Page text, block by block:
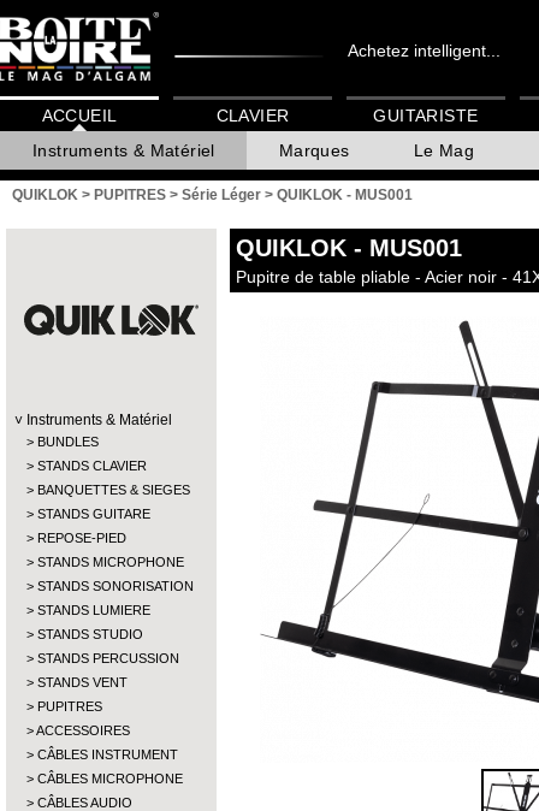
Achetez intelligent...
ACCUEIL
Instruments & Matériel
Marques Le Mag
CLAVIER GUITARISTE
QUIKLOK > PUPITRES > Série Léger > QUIKLOK - MUS001
Instruments & Matériel
BUNDLES
STANDS CLAVIER
BANQUETTES & SIEGES
STANDS GUITARE
REPOSE-PIED
STANDS MICROPHONE
STANDS SONORISATION
STANDS LUMIERE
STANDS STUDIO
STANDS PERCUSSION
STANDS VENT
PUPITRES
ACCESSOIRES
CÂBLES INSTRUMENT
CÂBLES MICROPHONE
CÂBLES AUDIO
QUIKLOK - MUS001
Pupitre de table pliable - Acier noir -